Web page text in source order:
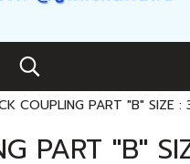
COUPLING PART "B" SIZE :
PART "B"